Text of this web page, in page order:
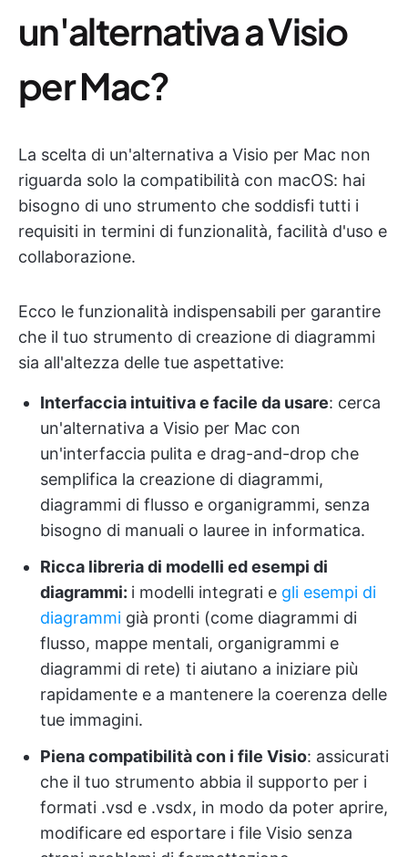
un'alternativa a Visio
per Mac?
La scelta di un'alternativa a Visio per Mac non
riguarda solo la compatibilità con macOS: hai
bisogno di uno strumento che soddisfi tutti i
requisiti in termini di funzionalità, facilità d'uso e
collaborazione.
Ecco le funzionalità indispensabili per garantire
che il tuo strumento di creazione di diagrammi
sia all'altezza delle tue aspettative:
Interfaccia intuitiva e facile da usare: cerca
un'alternativa a Visio per Mac con
un'interfaccia pulita e drag-and-drop che
semplifica la creazione di diagrammi,
diagrammi di flusso e organigrammi, senza
bisogno di manuali o lauree in informatica.
Ricca libreria di modelli ed esempi di
diagrammi: i modelli integrati e gli esempi di
diagrammi già pronti (come diagrammi di
flusso, mappe mentali, organigrammi e
diagrammi di rete) ti aiutano a iniziare più
rapidamente e a mantenere la coerenza delle
tue immagini.
Piena compatibilità con i file Visio: assicurati
che il tuo strumento abbia il supporto per i
formati .vsd e .vsdx, in modo da poter aprire,
modificare ed esportare i file Visio senza